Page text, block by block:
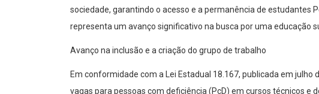
sociedade, garantindo o acesso e a permanência de estudantes
representa um avanço significativo na busca por uma educação
Avanço na inclusão e a criação do grupo de trabalho
Em conformidade com a Lei Estadual 18.167, publicada em julho
vagas para pessoas com deficiência (PcD) em cursos técnicos e